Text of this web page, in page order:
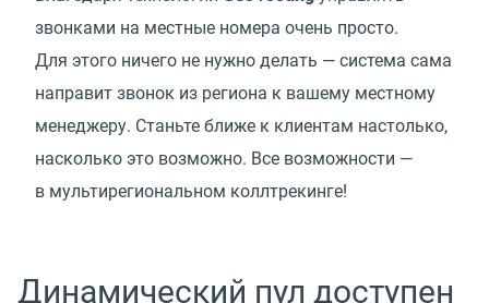
звонками на местные номера очень просто.
Для этого ничего не нужно делать — система сама
направит звонок из региона к вашему местному
менеджеру. Станьте ближе к клиентам настолько,
насколько это возможно. Все возможности —
в мультирегиональном коллтрекинге!
Динамический пул доступен